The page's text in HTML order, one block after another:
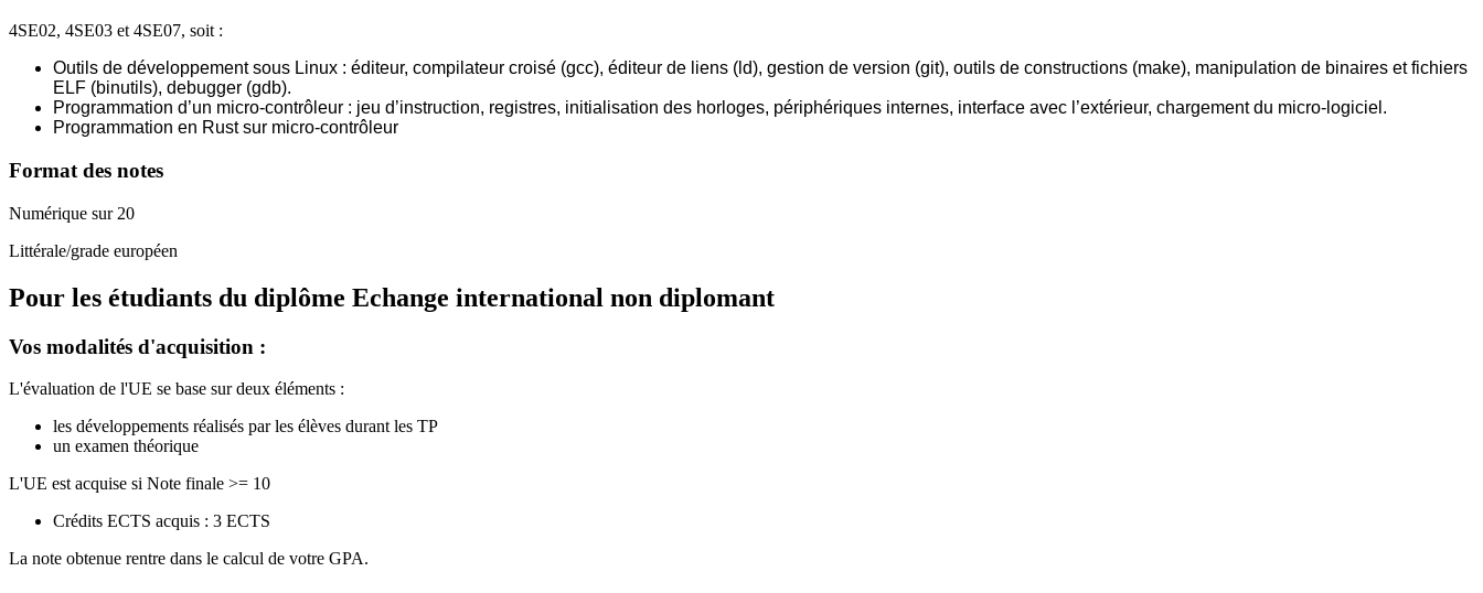
4SE02, 4SE03 et 4SE07, soit :
Outils de développement sous Linux : éditeur, compilateur croisé (gcc), éditeur de liens (ld), gestion de version (git), outils de constructions (make), manipulation de binaires et fichiers
ELF (binutils), debugger (gdb).
Programmation d’un micro-contrôleur : jeu d’instruction, registres, initialisation des horloges, périphériques internes, interface avec l’extérieur, chargement du micro-logiciel.
Programmation en Rust sur micro-contrôleur
Format des notes
Numérique sur 20
Littérale/grade européen
Pour les étudiants du diplôme Echange international non diplomant
Vos modalités d'acquisition :
L'évaluation de l'UE se base sur deux éléments :
les développements réalisés par les élèves durant les TP
un examen théorique
L'UE est acquise si Note finale >= 10
Crédits ECTS acquis : 3 ECTS
La note obtenue rentre dans le calcul de votre GPA.